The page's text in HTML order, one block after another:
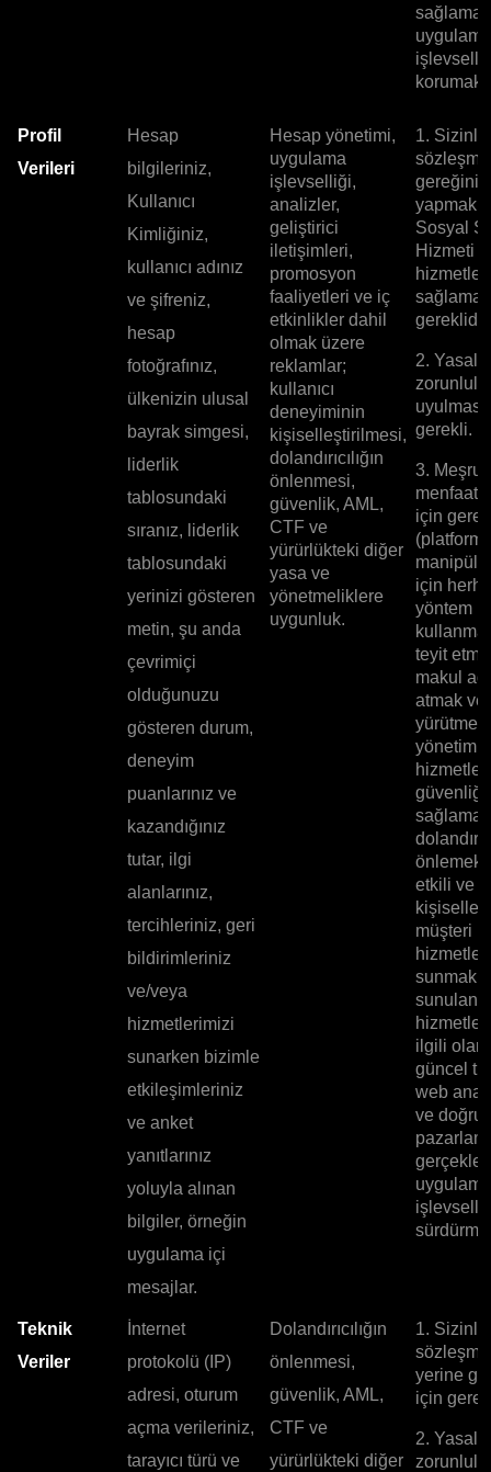
uygulama
korumak
Profil
Verileri
Hesap
bilgileriniz,
Kullanıcı
Kimliğiniz,
kullanıcı adınız
ve şifreniz,
hesap
fotoğrafınız,
ülkenizin ulusal
bayrak simgesi,
liderlik
tablosundaki
sıranız, liderlik
tablosundaki
yerinizi gösteren
metin, şu anda
çevrimiçi
olduğunuzu
gösteren durum,
deneyim
puanlarınız ve
kazandığınız
tutar, ilgi
alanlarınız,
tercihleriniz, geri
bildirimleriniz
ve/veya
hizmetlerimizi
sunarken bizimle
etkileşimleriniz
ve anket
yanıtlarınız
yoluyla alınan
bilgiler, örneğin
uygulama içi
mesajlar.
Hesap yönetimi,
uygulama
işlevselliği,
analizler,
geliştirici
iletişimleri,
promosyon
faaliyetleri ve iç
etkinlikler dahil
olmak üzere
reklamlar;
kullanıcı
deneyiminin
kişiselleştirilmesi,
dolandırıcılığın
önlenmesi,
güvenlik, AML,
CTF ve
yürürlükteki diğer
yasa ve
yönetmeliklere
uygunluk.
1.
gereğini
yapmak,
Sosyal
Hizmeti
hizmetler
gereklidir.
2. Yasal
gerekli.
3. Meşru
için
manipüle
için
yöntem
teyit
makul
atmak ve
yürütmek,
yönetim
güvenliği
önlemek;
etkili ve
müşteri
hizmetleri
sunmak
sunulan
ilgili
güncel
web
ve
uygulama
Teknik
Veriler
İnternet
protokolü (IP)
adresi, oturum
açma verileriniz,
tarayıcı türü ve
Dolandırıcılığın
önlenmesi,
güvenlik, AML,
CTF ve
yürürlükteki diğer
1.
yerine
için
2. Yasal